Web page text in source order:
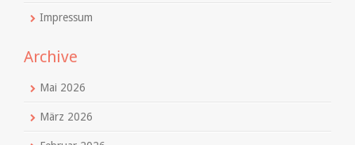
Impressum
Archive
Mai 2026
März 2026